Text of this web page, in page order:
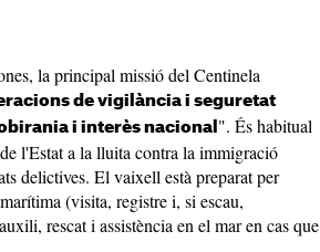
la principal missió del Centinela
de vigilància i seguretat
i interès nacional ". És habitual
l'Estat a la lluita contra la immigració
delictives. El vaixell està preparat per
(visita, registre i, si escau,
rescat i assistència en el mar en cas que